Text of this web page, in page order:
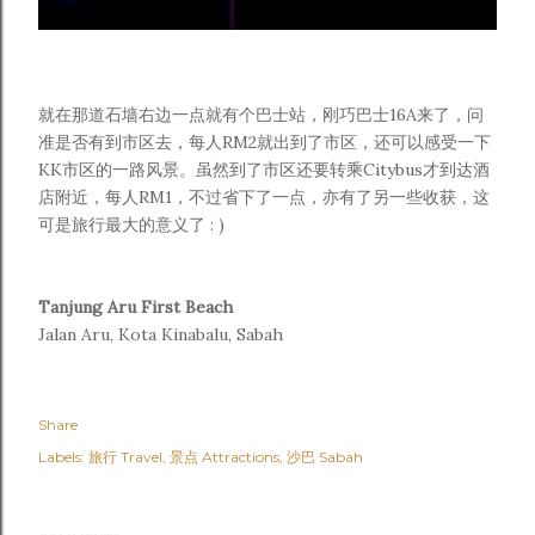
就在那道石墙右边一点就有个巴士站，刚巧巴士16A来了，问
准是否有到市区去，每人RM2就出到了市区，还可以感受一下
KK市区的一路风景。虽然到了市区还要转乘Citybus才到达酒
店附近，每人RM1，不过省下了一点，亦有了另一些收获，这
可是旅行最大的意义了 : )
Tanjung Aru First Beach
Jalan Aru, Kota Kinabalu, Sabah
Share
Labels: 旅行 Travel 景点 Attractions 沙巴 Sabah